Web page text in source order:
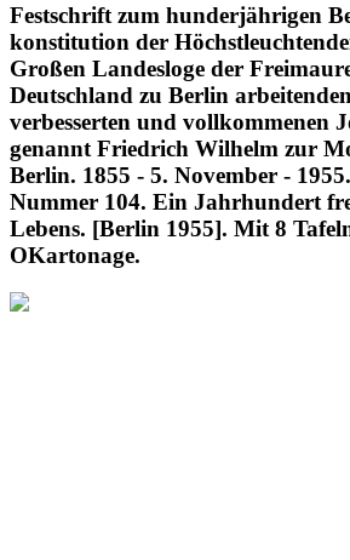
Festschrift zum hunderjährigen
konstitution der
Großen Landesloge der
Deutschland zu Berlin
verbesserten und vollkommenen
genannt Friedrich Wilhelm zur
Berlin. 1855 - 5. November -
Nummer 104. Ein Jahrhundert
Lebens. [Berlin 1955]. Mit 8
OKartonage.